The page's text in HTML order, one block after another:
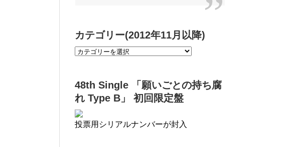
カテゴリー(2012年11月以降)
48th Single 「願いごとの持ち腐
れ Type B」 初回限定盤
投票用シリアルナンバーが封入